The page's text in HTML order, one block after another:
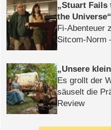
Stuart Fails
the Universe
Fi-Abenteuer
Sitcom-Norm
Unsere
Es grollt der
säuselt die
Review